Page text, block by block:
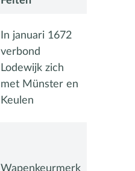
In januari 1672
verbond
Lodewijk zich
met Münster en
Keulen
Wapenkeurmerk